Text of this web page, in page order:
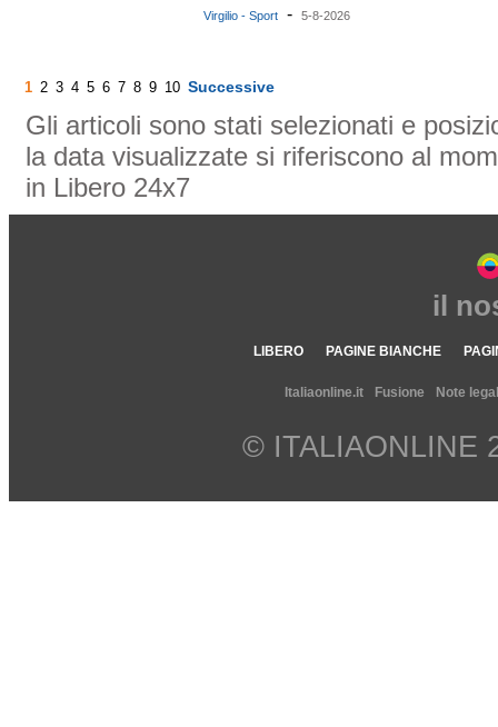
Virgilio - Sport - 5-8-2026
1 2 3 4 5 6 7 8 9 10 Successive
Gli articoli sono stati selezionati e
la data visualizzate si riferiscono al
in Libero 24x7
il
LIBERO PAGINE BIANCHE
Italiaonline.it Fusione Note
© ITALIAONLINE